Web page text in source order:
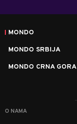
MONDO
MONDO SRBIJA
MONDO CRNA GORA
O NAMA